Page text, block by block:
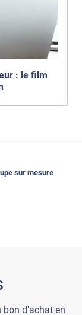
: le film
sur mesure
bon d'achat en